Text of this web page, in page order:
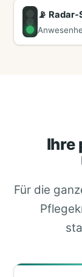
📡
Ihre
Für die